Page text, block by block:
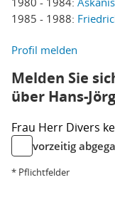
1985 - 1988:
Profil melden
Melden Sie
über Hans-
Frau Herr Divers
vorzeitig
* Pflichtfelder